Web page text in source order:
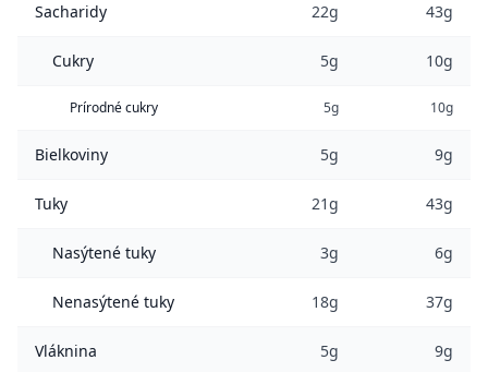
Sacharidy 22g 43g
Cukry 5g 10g
Prírodné cukry 5g 10g
Bielkoviny 5g 9g
Tuky 21g 43g
Nasýtené tuky 3g 6g
Nenasýtené tuky 18g 37g
Vláknina 5g 9g